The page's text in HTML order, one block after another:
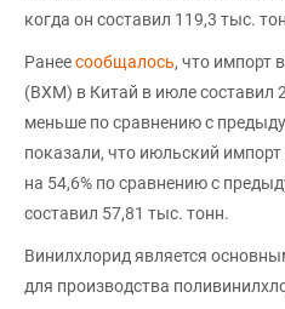
когда он составил 119,3 тыс.
Ранеесообщалось, что импорт
(ВХМ) в Китай в июле составил
меньше по сравнению с
показали, что июльский
на 54,6% по сравнению с
составил 57,81 тыс. тонн.
Винилхлорид является
для производства